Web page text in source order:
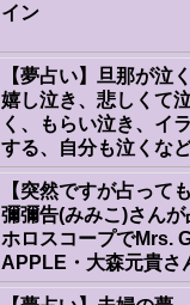
イン
【夢占い】旦那が泣
嬉し泣き、悲しくて
く、もらい泣き、イ
する、自分も泣くな
【突然ですが占って
彌彌告(みみこ)さんが
ホロスコープでMrs.
APPLE・大森元貴さ